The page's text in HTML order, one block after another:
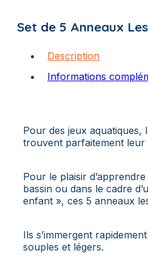
Set de 5 Anneaux
Description
Informations
Pour des jeux aquatiques,
trouvent parfaitement leur
Pour le plaisir
bassin ou dans le cadre
enfant », ces 5 anneaux
Ils s’immergent
souples et légers.